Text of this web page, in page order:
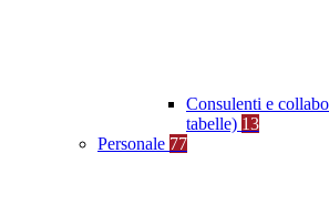
Consulenti e
tabelle) 13
Personale 77